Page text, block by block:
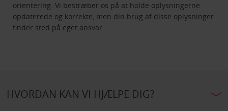
orientering. Vi bestræber os på at holde oplysningerne
opdaterede og korrekte, men din brug af disse oplysninger
finder sted på eget ansvar.
HVORDAN KAN VI HJÆLPE DIG?